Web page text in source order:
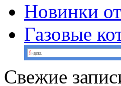
Новинки
Газовые
Свежие